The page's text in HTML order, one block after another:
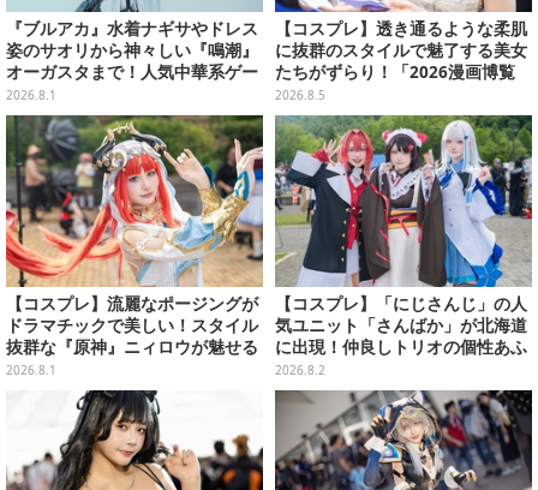
『ブルアカ』水着ナギサやドレス
姿のサオリから神々しい『鳴潮』
オーガスタまで！人気中華系ゲー
ムフィギュアも目が離せない【W
F2026夏】
2026.8.1
【コスプレ】透き通るような柔肌
に抜群のスタイルで魅了する美女
たちがずらり！「2026漫画博覧
会」美麗コンパニオンまとめ【画
像39枚】
2026.8.5
【コスプレ】流麗なポージングが
ドラマチックで美しい！スタイル
抜群な『原神』ニィロウが魅せる
エスニックな雰囲気にドキドキ
【写真9枚】
2026.8.1
【コスプレ】「にじさんじ」の人
気ユニット「さんばか」が北海道
に出現！仲良しトリオの個性あふ
れる可愛さが北の大地で花開く
【写真17枚】
2026.8.2